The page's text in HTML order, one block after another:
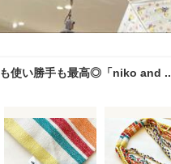
も使い勝手も最高◎「niko and